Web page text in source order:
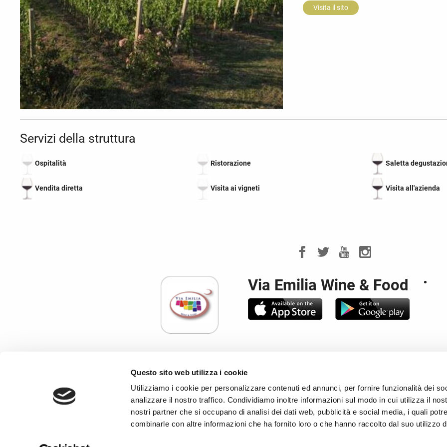
Questo sito web utilizza i cookie
Utilizziamo i cookie per personalizzare contenuti ed annunci, per fornire funzionalità dei
analizzare il nostro traffico. Condividiamo inoltre informazioni sul modo in cui utilizza il
nostri partner che si occupano di analisi dei dati web, pubblicità e social media, i quali
combinarle con altre informazioni che ha fornito loro o che hanno raccolto dal suo utilizzo
Visita il sito
Servizi della struttura
Ospitalità Ristorazione Saletta
Vendita diretta Visita ai vigneti Visita all'azienda
Via Emilia Wine & Food
C.F. 00649030376 - CCIAA di Bologna REA 208677 - P.Iva
Enoteca Servizi S.r.l. con Socio Unico - Codice fiscale e Partita IVA: 02317421200 Capitale Sociale: € 120.000,00 i.v.
PRIVACY - CONTATTI - NEWSLETTER - COOKIES - RIVEDI LE TUE SCELTE SUI